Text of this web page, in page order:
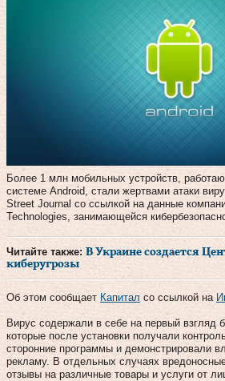
Более 1 млн мобильных устройств,
системе Android, стали жертвами атаки
Street Journal со ссылкой на данные
Technologies, занимающейся
Читайте также: В Украине создается
киберугрозы
Об этом сообщает Капитал со ссылкой на
Вирус содержали в себе на первый взгляд
которые после установки получали
сторонние программы и демонстрировали
рекламу. В отдельных случаях
отзывы на различные товары и услуги от